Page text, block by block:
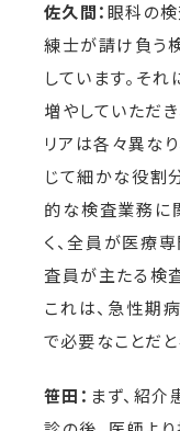
佐久間：眼科の
練士が請け負う
しています。そ
増やしていただ
リアは各々異な
じて細かな役割
的な検査業務に
く、全員が医療
査員が主たる検
これは、急性期
で必要なことだと
笹田： まず、紹